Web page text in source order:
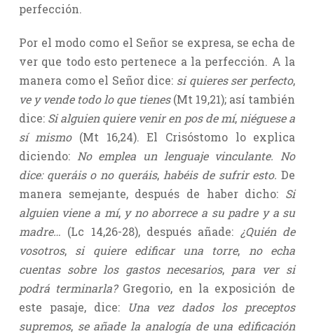
perfección.
Por el modo como el Señor se expresa, se echa de
ver que todo esto pertenece a la perfección. A la
manera como el Señor dice: si quieres ser perfecto,
ve y vende todo lo que tienes(Mt 19,21); así también
dice: Si alguien quiere venir en pos de mí,niéguese a
sí mismo (Mt 16,24). El Crisóstomo lo explica
diciendo: No emplea un lenguaje vinculante. No
dice: queráis o no queráis, habéis de sufrir esto.De
manera semejante, después de haber dicho: Si
alguien viene a mí,y no aborrece a su padre y a su
madre… (Lc 14,26-28), después añade: ¿Quién de
vosotros,si quiere edificar una torre, no echa
cuentas sobre los gastos necesarios, para ver si
podrá terminarla? Gregorio, en la exposición de
este pasaje, dice:
Una vez dados los preceptos
supremos,se añade la analogía de una edificación